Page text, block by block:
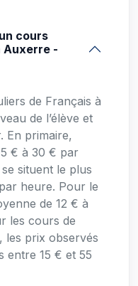
cours
Auxerre -
de Français à
de l’élève et
En primaire,
€ à 30 € par
situent le plus
heure. Pour le
de 12 € à
les cours de
les prix observés
entre 15 € et 55